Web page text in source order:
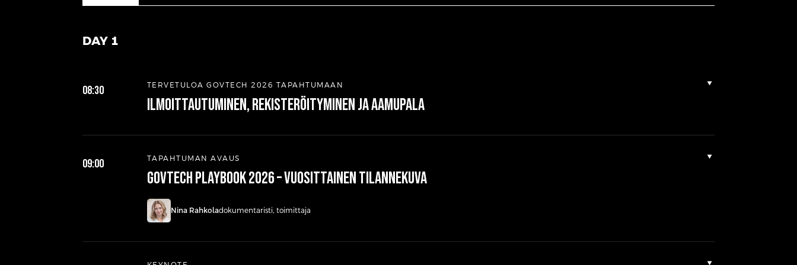
DAY 1
08:30 TERVETULOA GOVTECH 2026 TAPAHTUMAAN
Ilmoittautuminen, rekisteröityminen ja aamupala
09:00 TAPAHTUMAN AVAUS
GovTech Playbook 2026 – vuosittainen tilannekuva
Nina Rahkoladokumentaristi, toimittaja